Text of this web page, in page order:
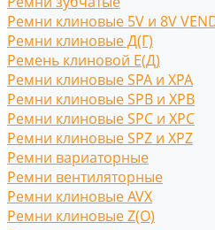
Ремни клиновые 5V и 8V
Ремни клиновые Д(Г)
Ремень клиновой Е(Д)
Ремни клиновые SPA и XPA
Ремни клиновые SPB и XPB
Ремни клиновые SPC и XPC
Ремни клиновые SPZ и XPZ
Ремни вариаторные
Ремни вентиляторные
Ремни клиновые AVX
Ремни клиновые Z(O)